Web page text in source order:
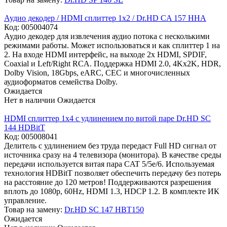
Аудио декодер / HDMI сплиттер 1х2 / Dr.HD CA 157 HHA
Код: 005004074
Аудио декодер для извлечения аудио потока с несколькими
режимами работы. Может использоваться и как сплиттер 1 на
2. На входе HDMI интерфейс, на выходе 2x HDMI, SPDIF,
Coaxial и Left/Right RCA. Поддержка HDMI 2.0, 4Kx2K, HDR,
Dolby Vision, 18Gbps, eARC, CEC и многочисленных
аудиоформатов семейства Dolby.
Ожидается
Нет в наличии Ожидается
HDMI сплиттер 1x4 с удлинением по витой паре Dr.HD SC
144 HDBitT
Код: 005008041
Делитель с удлинением без труда передаст Full HD сигнал от
источника сразу на 4 телевизора (монитора). В качестве среды
передачи используется витая пара CAT 5/5e/6. Используемая
технология HDBitT позволяет обеспечить передачу без потерь
на расстояние до 120 метров! Поддерживаются разрешения
вплоть до 1080p, 60Hz, HDMI 1.3, HDCP 1.2. В комплекте ИК
управление.
Товар на замену: Dr.HD SC 147 HBT150
Ожидается